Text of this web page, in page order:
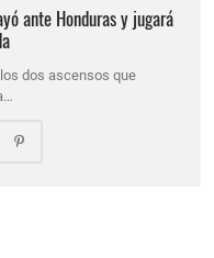
ante Honduras y jugará
dos ascensos que